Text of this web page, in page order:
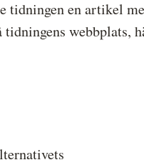
tidningen en artikel
tidningens webbplats,